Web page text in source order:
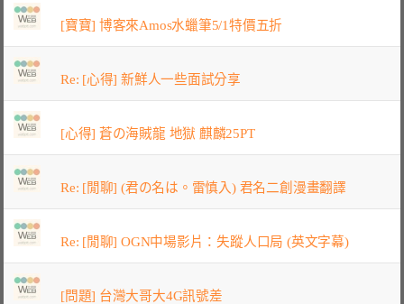
[寶寶] 博客來Amos水蠟筆5/1特價五折
Re: [心得] 新鮮人一些面試分享
[心得] 蒼の海賊龍 地獄 麒麟25PT
Re: [閒聊] (君の名は。雷慎入) 君名二創漫畫翻譯
Re: [閒聊] OGN中場影片：失蹤人口局 (英文字幕)
[問題] 台灣大哥大4G訊號差